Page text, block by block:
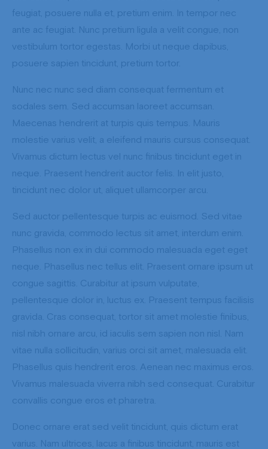
feugiat, posuere nulla et, pretium enim. In tempor nec
ante ac feugiat. Nunc pretium ligula a velit congue, non
vestibulum tortor egestas. Morbi ut neque dapibus,
posuere sapien tincidunt, pretium tortor.
Nunc nec nunc sed diam consequat fermentum et
sodales sem. Sed accumsan laoreet accumsan.
Maecenas hendrerit at turpis quis tempus. Mauris
molestie varius velit, a eleifend mauris cursus consequat.
Vivamus dictum lectus vel nunc finibus tincidunt eget in
neque. Praesent hendrerit auctor felis. In elit justo,
tincidunt nec dolor ut, aliquet ullamcorper arcu.
Sed auctor pellentesque turpis ac euismod. Sed vitae
nunc gravida, commodo lectus sit amet, interdum enim.
Phasellus non ex in dui commodo malesuada eget eget
neque. Phasellus nec tellus elit. Praesent ornare ipsum ut
congue sagittis. Curabitur at ipsum vulputate,
pellentesque dolor in, luctus ex. Praesent tempus facilisis
gravida. Cras consequat, tortor sit amet molestie finibus,
nisl nibh ornare arcu, id iaculis sem sapien non nisl. Nam
vitae nulla sollicitudin, varius orci sit amet, malesuada elit.
Phasellus quis hendrerit eros. Aenean nec maximus eros.
Vivamus malesuada viverra nibh sed consequat. Curabitur
convallis congue eros et pharetra.
Donec ornare erat sed velit tincidunt, quis dictum erat
varius. Nam ultrices, lacus a finibus tincidunt, mauris est